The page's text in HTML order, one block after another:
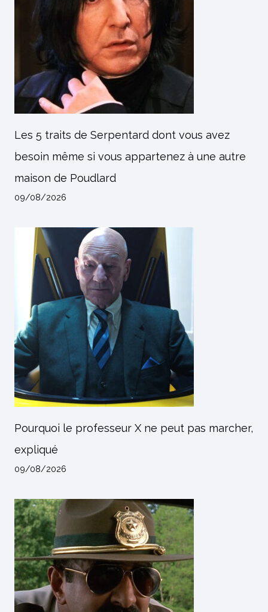
Les 5 traits de Serpentard dont vous avez
besoin même si vous appartenez à une autre
maison de Poudlard
09/08/2026
Pourquoi le professeur X ne peut pas marcher,
expliqué
09/08/2026